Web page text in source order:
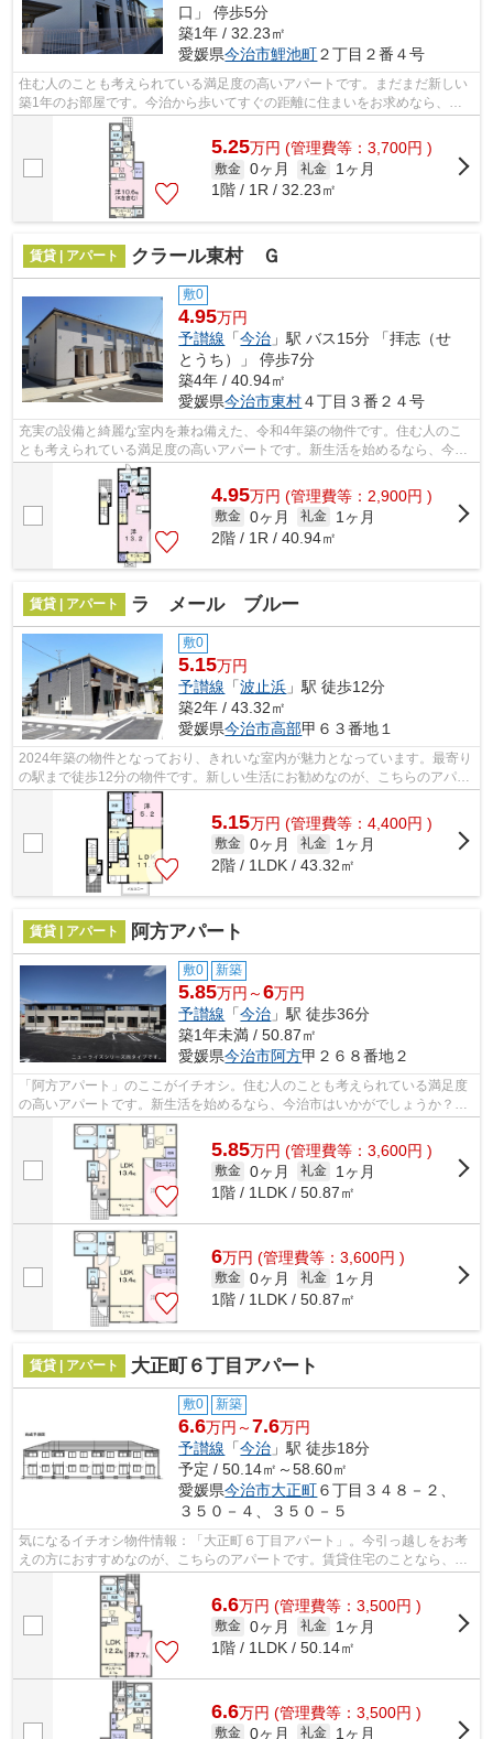
口」 停歩5分
築1年 / 32.23㎡
愛媛県今治市鯉池町２丁目２番４号
住む人のことも考えられている満足度の高いアパートです。まだまだ新しい
築1年のお部屋です。今治から歩いてすぐの距離に住まいをお求めなら、当
社で住まい探しを行ってください。たく...
5.25万円 (管理費等：3,700円 )
敷金 0ヶ月 礼金
1ヶ月
1階 / 1R / 32.23㎡
賃貸 | アパート クラール東村 Ｇ
敷0
4.95万円
予讃線 「今治 」駅 バス15分 「拝志（せ
とうち）」 停歩7分
築4年 / 40.94㎡
愛媛県今治市東村４丁目３番２４号
充実の設備と綺麗な室内を兼ね備えた、令和4年築の物件です。住む人のこ
とも考えられている満足度の高いアパートです。新生活を始めるなら、今治
市はいかがでしょうか？住環境が整って...
4.95万円 (管理費等：2,900円 )
敷金 0ヶ月 礼金
1ヶ月
2階 / 1R / 40.94㎡
賃貸 | アパート ラ メール ブルー
敷0
5.15万円
予讃線 「波止浜 」駅 徒歩12分
築2年 / 43.32㎡
愛媛県今治市高部甲６３番地１
2024年築の物件となっており、きれいな室内が魅力となっています。最寄り
の駅まで徒歩12分の物件です。新しい生活にお勧めなのが、こちらのアパー
トです。どんな住まいがいいですか。...
5.15万円 (管理費等：4,400円 )
敷金 0ヶ月 礼金
1ヶ月
2階 / 1LDK / 43.32㎡
賃貸 | アパート 阿方アパート
敷0 新築
5.85万円～6万円
予讃線 「今治 」駅 徒歩36分
築1年未満 / 50.87㎡
愛媛県今治市阿方甲２６８番地２
「阿方アパート」のここがイチオシ。住む人のことも考えられている満足度
の高いアパートです。新生活を始めるなら、今治市はいかがでしょうか？住
環境が整っており、快適な暮らしがで...
5.85万円 (管理費等：3,600円 )
敷金 0ヶ月 礼金
1ヶ月
1階 / 1LDK / 50.87㎡
6万円 (管理費等：3,600円 )
敷金 0ヶ月 礼金
1ヶ月
1階 / 1LDK / 50.87㎡
賃貸 | アパート 大正町６丁目アパート
敷0 新築
6.6万円～7.6万円
予讃線 「今治 」駅 徒歩18分
予定 / 50.14㎡～58.60㎡
愛媛県今治市大正町６丁目３４８－２、
３５０－４、３５０－５
気になるイチオシ物件情報：「大正町６丁目アパート」。今引っ越しをお考
えの方におすすめなのが、こちらのアパートです。賃貸住宅のことなら、当
社にお任せください！お客様が満足し...
6.6万円 (管理費等：3,500円 )
敷金 0ヶ月 礼金
1ヶ月
1階 / 1LDK / 50.14㎡
6.6万円 (管理費等：3,500円 )
敷金 0ヶ月 礼金 1ヶ月